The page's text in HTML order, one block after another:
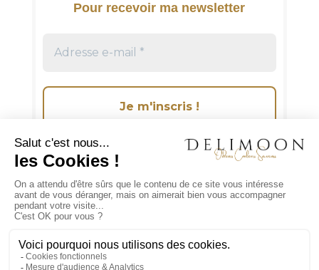
Pour recevoir ma newsletter